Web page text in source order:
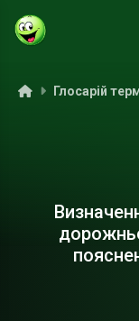
ГоловнаГлосарій